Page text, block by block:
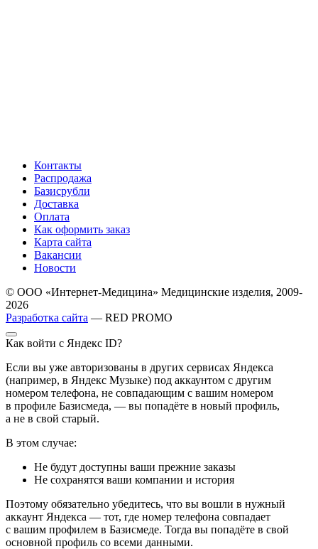
Контакты
Распродажа
Базисрубли
Доставка
Оплата
Как оформить заказ
Карта сайта
Вакансии
Новости
© ООО «Интернет-Медицина» Медицинские изделия, 2009-
2026
Разработка сайта — RED PROMO
Как войти с Яндекс ID?
Если вы уже авторизованы в других сервисах Яндекса
(например, в Яндекс Музыке) под аккаунтом с другим
номером телефона, не совпадающим с вашим номером
в профиле Базисмеда, — вы попадёте в новый профиль,
а не в свой старый.
В этом случае:
Не будут доступны ваши прежние заказы
Не сохранятся ваши компании и история
Поэтому обязательно убедитесь, что вы вошли в нужный
аккаунт Яндекса — тот, где номер телефона совпадает
с вашим профилем в Базисмеде. Тогда вы попадёте в свой
основной профиль со всеми данными.